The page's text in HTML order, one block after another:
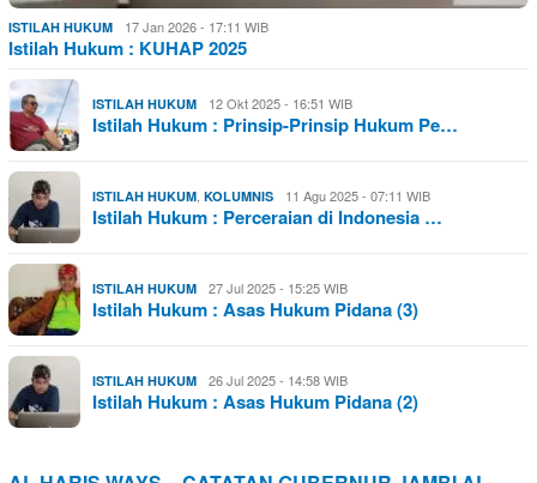
ISTILAH HUKUM 17 Jan 2026 - 17:11 WIB
Istilah Hukum : KUHAP 2025
ISTILAH HUKUM 12 Okt 2025 - 16:51 WIB
Istilah Hukum : Prinsip-Prinsip Hukum Pe…
ISTILAH HUKUM KOLUMNIS 11 Agu 2025 - 07:11 WIB
Istilah Hukum : Perceraian di Indonesia …
ISTILAH HUKUM 27 Jul 2025 - 15:25 WIB
Istilah Hukum : Asas Hukum Pidana (3)
ISTILAH HUKUM 26 Jul 2025 - 14:58 WIB
Istilah Hukum : Asas Hukum Pidana (2)